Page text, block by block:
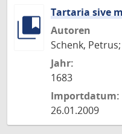
Tartaria sive
Autoren
Schenk,
Jahr:
1683
Importdatum:
26.01.2009